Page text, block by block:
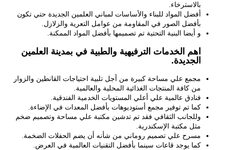
بالاسترخاء.
أفضل المواد للبناء والأساسات لمباني العلمين الجديدة حتي تكون
بأفضل الصور في المقاومة من عوامل التعرية والزلازل.
و أيضا البنية التحتية تم تصميمها بأفضل المواد الممكنة.
اهم الخدمات الترفيهية والطبية في بمدينة العلمين
الجديدة.
مجمع علي مساحة كبيرة من أجل تلبية احتياجات القانطين والزوار
من كافة المنتجات الغذائية المحلية والعالمية.
فنادق عالمية علي أعلي المستويات الخدمية الفندقية.
كما تم توفير مجمع أستوديوهات بأفضل المعدات في الإضاءة.
وللجانب الثقافي فقد تم تدشين مكتبة علي مساحة وتصميم ضخم
مثل مكتبة الإسكندرية.
مسرح علي تصميم روماني من شأنه أن يضم الحفلات الضخمة.
كما يوجد قاعات سينما بأفضل التقنيات العالمية في العرض.